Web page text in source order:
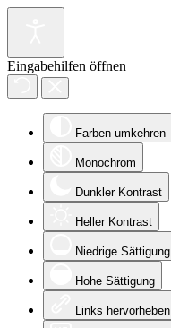
Eingabehilfen öffnen
Farben umkehren
Monochrom
Dunkler Kontrast
Heller Kontrast
Niedrige Sättigung
Hohe Sättigung
Links hervorheben